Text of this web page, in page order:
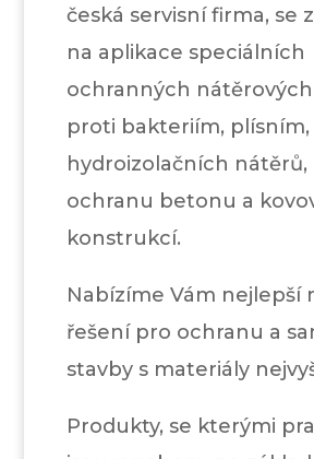
česká servisní firma, se
na aplikace speciálních
ochranných
proti bakteriím, plísním,
hydroizolačních nátěrů,
ochranu betonu a
konstrukcí.
Nabízíme Vám nejlepší
řešení pro ochranu a
stavby s materiály
Produkty, se kterými